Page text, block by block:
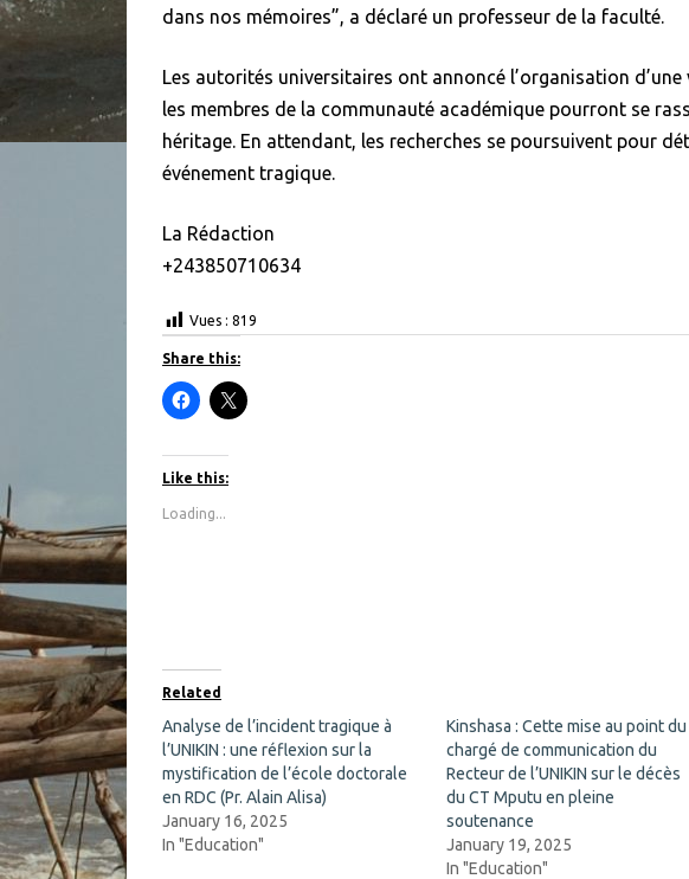
dans nos mémoires”, a déclaré un professeur de la faculté.
Les autorités universitaires ont annoncé l’organisation
les membres de la communauté académique pourront se
héritage. En attendant, les recherches se poursuivent pour
événement tragique.
La Rédaction
+243850710634
Vues : 819
Share this:
C
l
k
o
s
h
b
o
o
k
(
O
p
e
n
s
i
n
C
l
i
n
n
e
w
w
i
n
d
Like this:
Loading...
Related
Analyse de l’incident tragique à
l’UNIKIN : une réflexion sur la
mystification de l’école doctorale
en RDC (Pr. Alain Alisa)
January 16, 2025
In "Education"
Kinshasa : Cette mise au point du
chargé de communication du
Recteur de l’UNIKIN sur le décès
du CT Mputu en pleine
soutenance
January 19, 2025
In "Education"